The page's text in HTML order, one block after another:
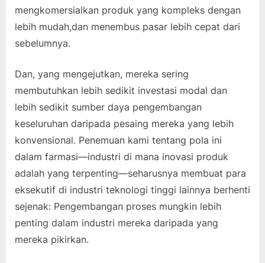
mengkomersialkan produk yang kompleks dengan
lebih mudah,dan menembus pasar lebih cepat dari
sebelumnya.
Dan, yang mengejutkan, mereka sering
membutuhkan lebih sedikit investasi modal dan
lebih sedikit sumber daya pengembangan
keseluruhan daripada pesaing mereka yang lebih
konvensional. Penemuan kami tentang pola ini
dalam farmasi—industri di mana inovasi produk
adalah yang terpenting—seharusnya membuat para
eksekutif di industri teknologi tinggi lainnya berhenti
sejenak: Pengembangan proses mungkin lebih
penting dalam industri mereka daripada yang
mereka pikirkan.